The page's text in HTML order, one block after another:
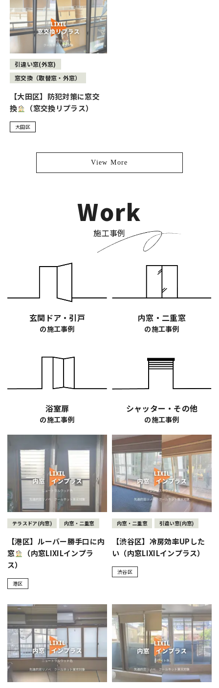
引違い窓(外窓)
窓交換（取替窓・外窓）
【大田区】防犯対策に窓交
換
（窓交換リプラス）
大田区
View More
Work
施工事例
玄関ドア・引戸
の施工事例
内窓・二重窓
の施工事例
浴室扉
の施工事例
シャッター・その他
の施工事例
テラスドア(内窓) 内窓・二重窓
【港区】ルーバー勝手口に内
窓
（内窓LIXILインプラ
ス）
港区
内窓・二重窓 引違い窓(内窓)
【渋谷区】冷房効率UPした
い（内窓LIXILインプラス）
渋谷区